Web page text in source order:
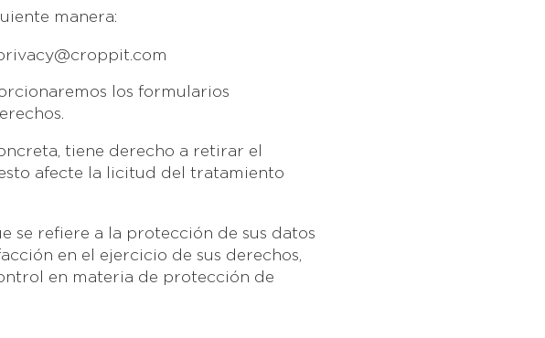
manera:
los formularios
tiene derecho a retirar el
afecte la licitud del tratamiento
se refiere a la protección de sus datos
en el ejercicio de sus derechos,
en materia de protección de